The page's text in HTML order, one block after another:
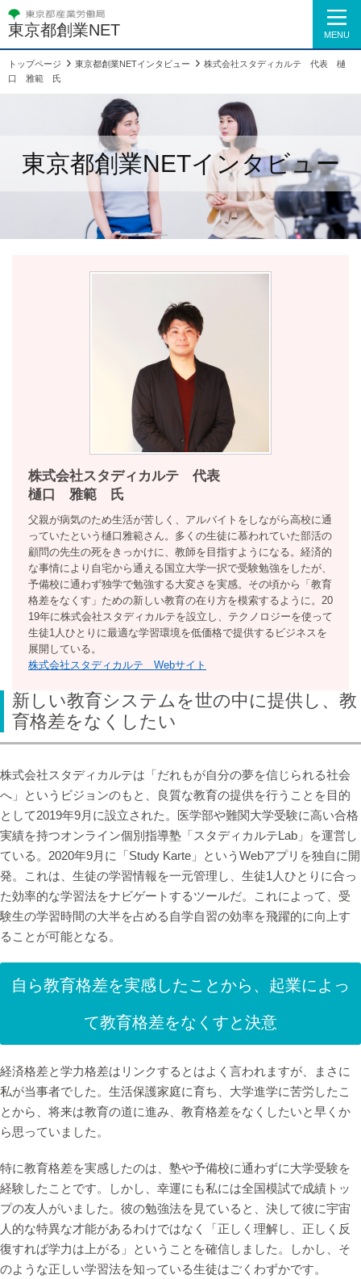
東京都創業NET MENU
トップページ 東京都創業NETインタビュー
株式会社スタディカルテ 代表 樋
口 雅範 氏
東京都創業NETインタビュー
株式会社スタディカルテ 代表
樋口 雅範 氏
父親が病気のため生活が苦しく、アルバイトをしながら高校に通
っていたという樋口雅範さん。多くの生徒に慕われていた部活の
顧問の先生の死をきっかけに、教師を目指すようになる。経済的
な事情により自宅から通える国立大学一択で受験勉強をしたが、
予備校に通わず独学で勉強する大変さを実感。その頃から「教育
格差をなくす」ための新しい教育の在り方を模索するように。20
19年に株式会社スタディカルテを設立し、テクノロジーを使って
生徒1人ひとりに最適な学習環境を低価格で提供するビジネスを
展開している。
株式会社スタディカルテ Webサイト
新しい教育システムを世の中に提供し、教
育格差をなくしたい
株式会社スタディカルテは「だれもが自分の夢を信じられる社会
へ」というビジョンのもと、良質な教育の提供を行うことを目的
として2019年9月に設立された。医学部や難関大学受験に高い合格
実績を持つオンライン個別指導塾「スタディカルテLab」を運営し
ている。2020年9月に「Study Karte」というWebアプリを独自に開
発。これは、生徒の学習情報を一元管理し、生徒1人ひとりに合っ
た効率的な学習法をナビゲートするツールだ。これによって、受
験生の学習時間の大半を占める自学自習の効率を飛躍的に向上す
ることが可能となる。
自ら教育格差を実感したことから、起業によっ
て教育格差をなくすと決意
経済格差と学力格差はリンクするとはよく言われますが、まさに
私が当事者でした。生活保護家庭に育ち、大学進学に苦労したこ
とから、将来は教育の道に進み、教育格差をなくしたいと早くか
ら思っていました。
特に教育格差を実感したのは、塾や予備校に通わずに大学受験を
経験したことです。しかし、幸運にも私には全国模試で成績トッ
プの友人がいました。彼の勉強法を見ていると、決して彼に宇宙
人的な特異な才能があるわけではなく「正しく理解し、正しく反
復すれば学力は上がる」ということを確信しました。しかし、そ
のような正しい学習法を知っている生徒はごくわずかです。